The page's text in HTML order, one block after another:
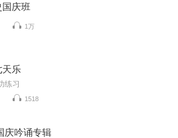
庆班
1万
天乐
练习
1518
庆吟诵专辑